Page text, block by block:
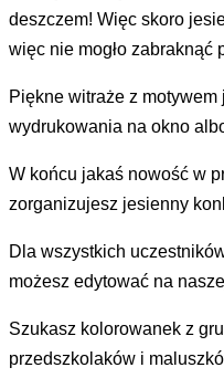
deszczem! Więc skoro
więc nie mogło zabraknąć
Piękne witraże z
wydrukowania na okno
W końcu jakaś nowość w
zorganizujesz jesienny
Dla wszystkich
możesz edytować na
Szukasz kolorowanek z
przedszkolaków i